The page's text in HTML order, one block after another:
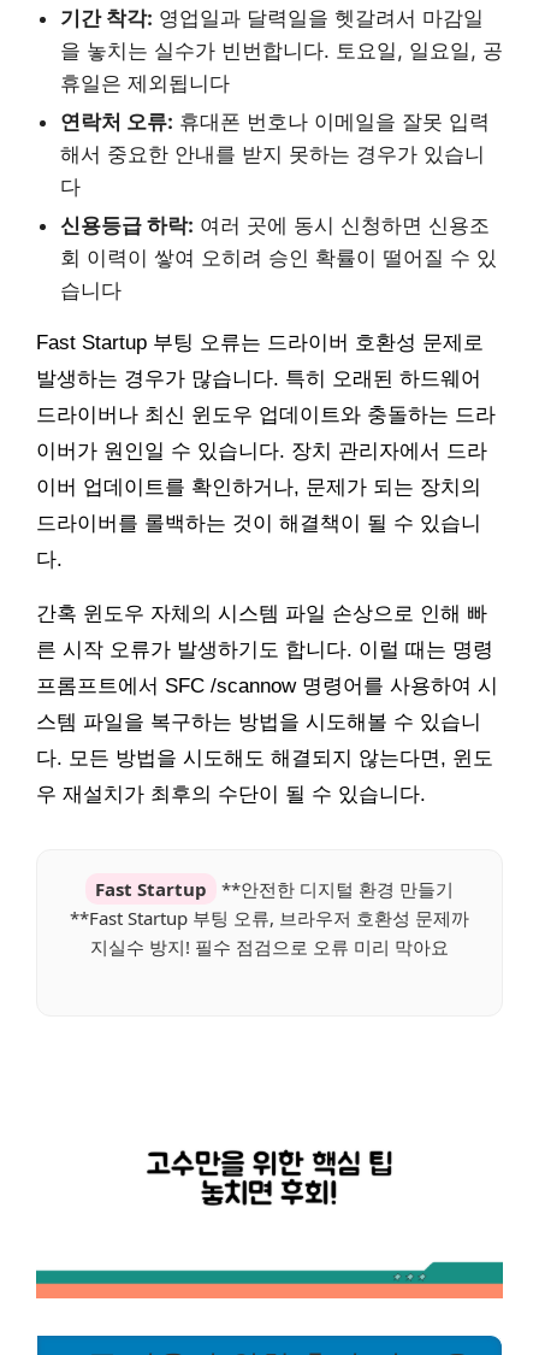
기간 착각: 영업일과 달력일을 헷갈려서 마감일
을 놓치는 실수가 빈번합니다. 토요일, 일요일, 공
휴일은 제외됩니다
연락처 오류: 휴대폰 번호나 이메일을 잘못 입력
해서 중요한 안내를 받지 못하는 경우가 있습니
다
신용등급 하락: 여러 곳에 동시 신청하면 신용조
회 이력이 쌓여 오히려 승인 확률이 떨어질 수 있
습니다
Fast Startup 부팅 오류는 드라이버 호환성 문제로
발생하는 경우가 많습니다. 특히 오래된 하드웨어
드라이버나 최신 윈도우 업데이트와 충돌하는 드라
이버가 원인일 수 있습니다. 장치 관리자에서 드라
이버 업데이트를 확인하거나, 문제가 되는 장치의
드라이버를 롤백하는 것이 해결책이 될 수 있습니
다.
간혹 윈도우 자체의 시스템 파일 손상으로 인해 빠
른 시작 오류가 발생하기도 합니다. 이럴 때는 명령
프롬프트에서 SFC /scannow 명령어를 사용하여 시
스템 파일을 복구하는 방법을 시도해볼 수 있습니
다. 모든 방법을 시도해도 해결되지 않는다면, 윈도
우 재설치가 최후의 수단이 될 수 있습니다.
Fast Startup
**안전한 디지털 환경 만들기
**Fast Startup 부팅 오류, 브라우저 호환성 문제까
지실수 방지! 필수 점검으로 오류 미리 막아요